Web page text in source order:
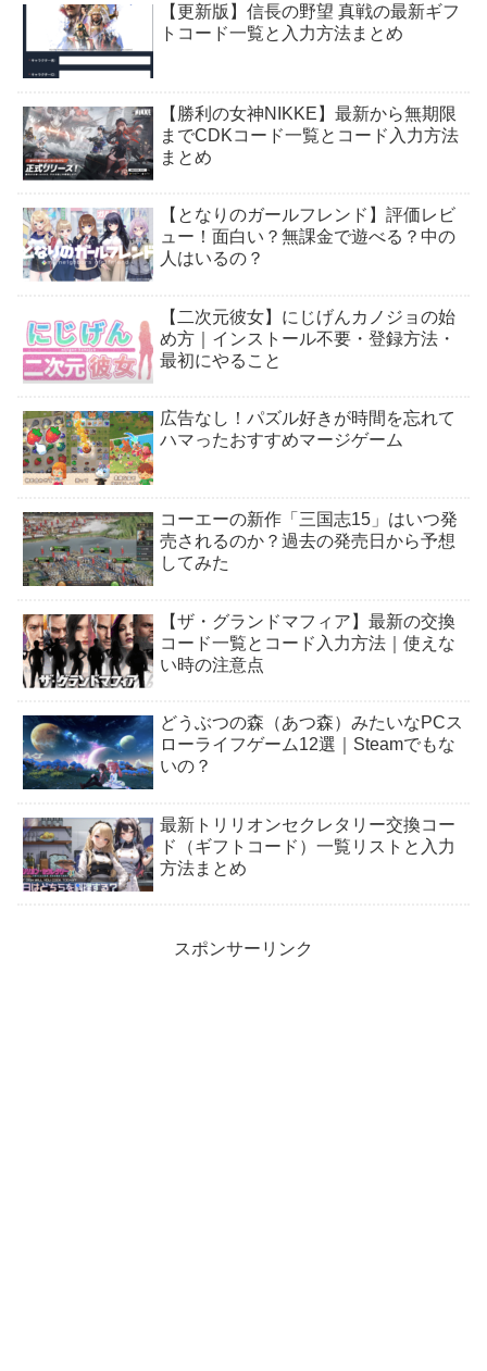
【更新版】信長の野望 真戦の最新ギフ
トコード一覧と入力方法まとめ
【勝利の女神NIKKE】最新から無期限
までCDKコード一覧とコード入力方法
まとめ
【となりのガールフレンド】評価レビ
ュー！面白い？無課金で遊べる？中の
人はいるの？
【二次元彼女】にじげんカノジョの始
め方｜インストール不要・登録方法・
最初にやること
広告なし！パズル好きが時間を忘れて
ハマったおすすめマージゲーム
コーエーの新作「三国志15」はいつ発
売されるのか？過去の発売日から予想
してみた
【ザ・グランドマフィア】最新の交換
コード一覧とコード入力方法｜使えな
い時の注意点
どうぶつの森（あつ森）みたいなPCス
ローライフゲーム12選｜Steamでもな
いの？
最新トリリオンセクレタリー交換コー
ド（ギフトコード）一覧リストと入力
方法まとめ
スポンサーリンク